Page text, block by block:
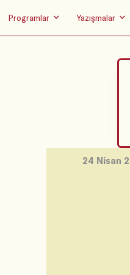
Programlar Yazışmalar
24 Nisan